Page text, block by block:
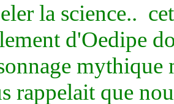
la science..
d'Oedipe
mythique
rappelait que